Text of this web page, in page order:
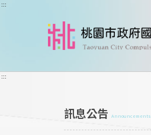
跳到主要內容
:::
:::
訊息公告 Announcements